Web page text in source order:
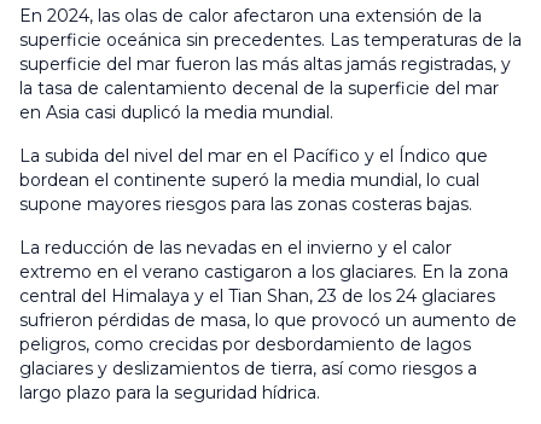
En 2024, las olas de calor afectaron una extensión de la
superficie oceánica sin precedentes. Las temperaturas de la
superficie del mar fueron las más altas jamás registradas, y
la tasa de calentamiento decenal de la superficie del mar
en Asia casi duplicó la media mundial.
La subida del nivel del mar en el Pacífico y el Índico que
bordean el continente superó la media mundial, lo cual
supone mayores riesgos para las zonas costeras bajas.
La reducción de las nevadas en el invierno y el calor
extremo en el verano castigaron a los glaciares. En la zona
central del Himalaya y el Tian Shan, 23 de los 24 glaciares
sufrieron pérdidas de masa, lo que provocó un aumento de
peligros, como crecidas por desbordamiento de lagos
glaciares y deslizamientos de tierra, así como riesgos a
largo plazo para la seguridad hídrica.